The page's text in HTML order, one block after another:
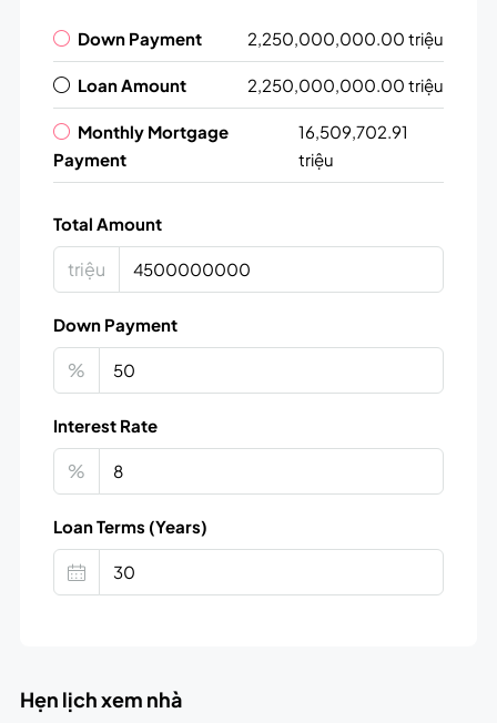
Down Payment 2,250,000,000.00 triệu
Loan Amount 2,250,000,000.00 triệu
Monthly Mortgage
Payment
16,509,702.91
triệu
Total Amount
triệu
Down Payment
%
Interest Rate
%
Loan Terms (Years)
Hẹn lịch xem nhà